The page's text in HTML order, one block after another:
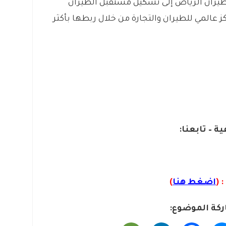
الرياض إلى تشكيل مستقبل الطيران
للطيران والتجارة من خلال ربطها بأكثر
– تابعنا:
: (اضغط هنا)
الموضوع: